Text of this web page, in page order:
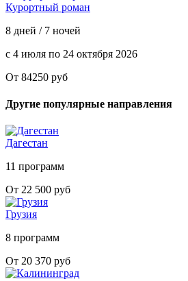
Курортный роман
8 дней / 7 ночей
с 4 июля по 24 октября 2026
От 84250 руб
Другие популярные направления
Дагестан
11 программ
От 22 500 руб
Грузия
8 программ
От 20 370 руб